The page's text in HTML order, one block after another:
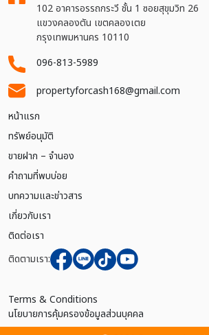
102 อาคารอรรถกระวี ชั้น 1 ซอยสุขุมวิท 26
แขวงคลองตัน เขตคลองเตย
กรุงเทพมหานคร 10110
096-813-5989
propertyforcash168@gmail.com
หน้าแรก
ทรัพย์อนุมัติ
ขายฝาก – จำนอง
คำถามที่พบบ่อย
บทความและข่าวสาร
เกี่ยวกับเรา
ติดต่อเรา
ติดตามเรา:
Terms & Conditions
นโยบายการคุ้มครองข้อมูลส่วนบุคคล